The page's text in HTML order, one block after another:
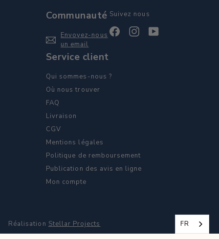
Communauté
Envoyez-nous
un email
Suivez nous
FacebookInstagram
Service client
Qui sommes-nous ?
Où nous trouver
FAQ
Livraison
CGV
Mentions légales
Politique de remboursement
Publication des avis en ligne
Mon compte
Réalisation Stellar Projects FR